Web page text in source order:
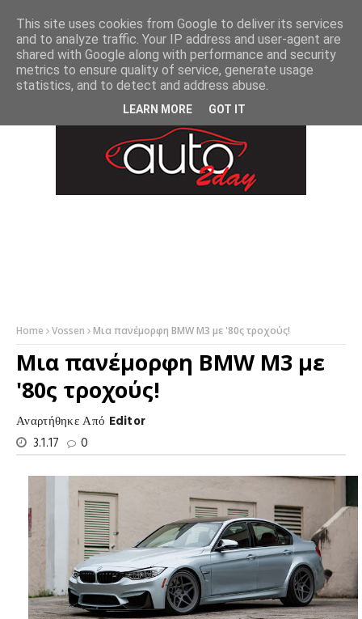
Home Vossen Μια πανέμορφη BMW M3 με '80ς τροχούς!
Μια πανέμορφη BMW M3 με
'80ς τροχούς!
Αναρτήθηκε Από Editor
3.1.17
0
This site uses cookies from Google to deliver its services
and to analyze traffic. Your IP address and user-agent are
shared with Google along with performance and security
metrics to ensure quality of service, generate usage
statistics, and to detect and address abuse.
LEARN MORE GOT IT